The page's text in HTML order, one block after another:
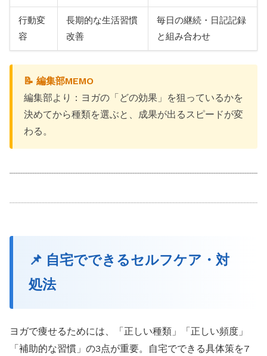
行動変
容
長期的な生活習慣
改善
毎日の継続・日記記録
と組み合わせ
📝 編集部MEMO
編集部より：ヨガの「どの効果」を狙っているかを
決めてから種類を選ぶと、成果が出るスピードが変
わる。
📌 自宅でできるセルフケア・対
処法
ヨガで痩せるためには、「正しい種類」「正しい頻度」
「補助的な習慣」の3点が重要。自宅でできる具体策を7